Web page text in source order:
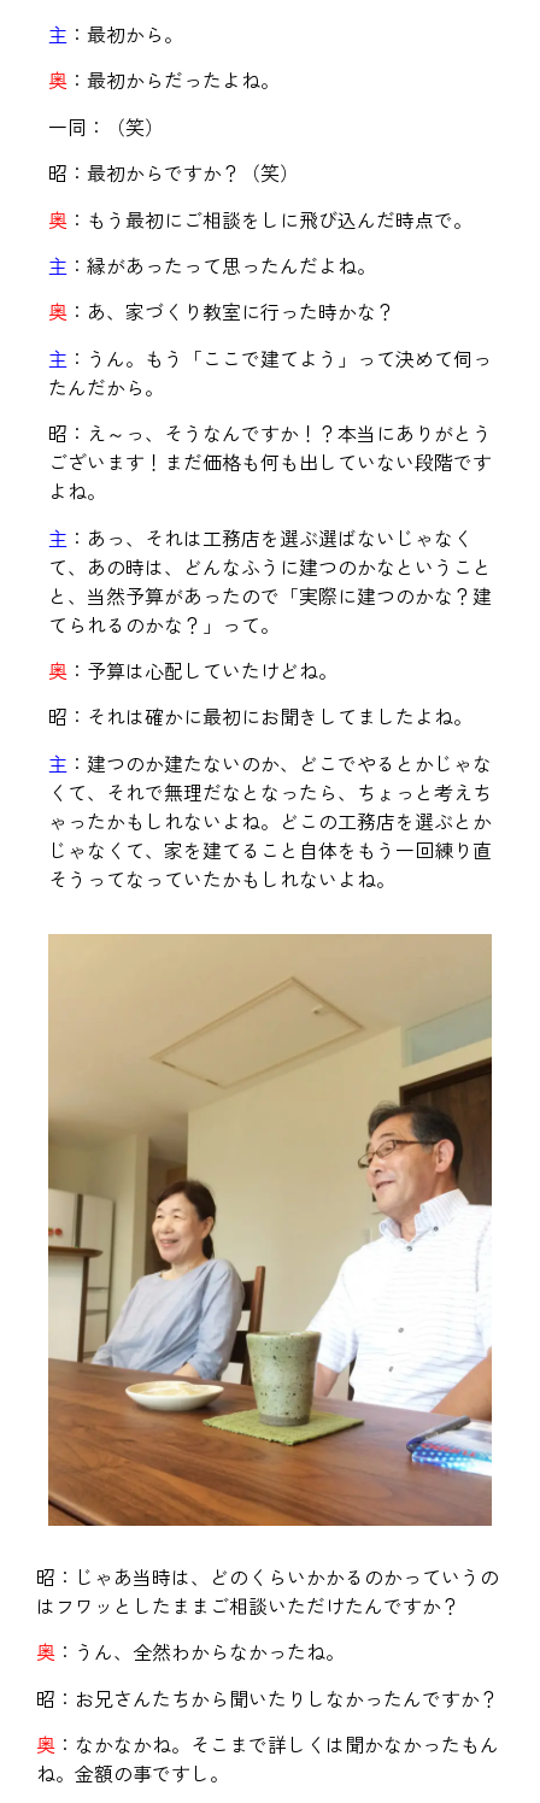
主 ：最初から。
奥 ：最初からだったよね。
一同：（笑）
昭：最初からですか？（笑）
奥 ：もう最初にご相談をしに飛び込んだ時点で。
主 ：縁があったって思ったんだよね。
奥 ：あ、家づくり教室に行った時かな？
主 ：うん。もう「ここで建てよう」って決めて伺っ
たんだから。
昭：え～っ、そうなんですか！？本当にありがとう
ございます！まだ価格も何も出していない段階です
よね。
主 ：あっ、それは工務店を選ぶ選ばないじゃなく
て、あの時は、どんなふうに建つのかなということ
と、当然予算があったので「実際に建つのかな？建
てられるのかな？」って。
奥 ：予算は心配していたけどね。
昭：それは確かに最初にお聞きしてましたよね。
主 ：建つのか建たないのか、どこでやるとかじゃな
くて、それで無理だなとなったら、ちょっと考えち
ゃったかもしれないよね。どこの工務店を選ぶとか
じゃなくて、家を建てること自体をもう一回練り直
そうってなっていたかもしれないよね。
昭：じゃあ当時は、どのくらいかかるのかっていうの
はフワッとしたままご相談いただけたんですか？
奥 ：うん、全然わからなかったね。
昭：お兄さんたちから聞いたりしなかったんですか？
奥 ：なかなかね。そこまで詳しくは聞かなかったもん
ね。金額の事ですし。